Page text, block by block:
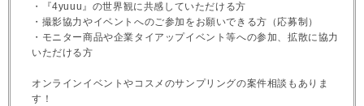
・『4yuuu』の世界観に共感していただける方
・撮影協力やイベントへのご参加をお願いできる方（応募制）
・モニター商品や企業タイアップイベント等への参加、拡散に協力
いただける方
オンラインイベントやコスメのサンプリングの案件相談もありま
す！